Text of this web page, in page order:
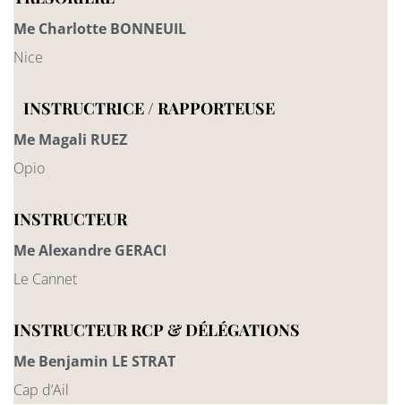
Me Charlotte BONNEUIL
Nice
INSTRUCTRICE / RAPPORTEUSE
Me Magali RUEZ
Opio
INSTRUCTEUR
Me Alexandre GERACI
Le Cannet
INSTRUCTEUR RCP & DÉLÉGATIONS
Me Benjamin LE STRAT
Cap d’Ail